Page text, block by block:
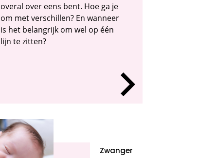
overal over eens bent. Hoe ga je
om met verschillen? En wanneer
is het belangrijk om wel op één
lijn te zitten?
Zwanger